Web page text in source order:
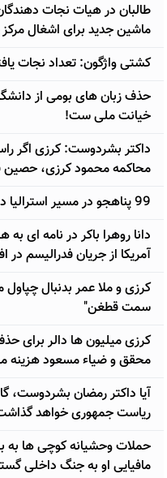
طالبان در هیات نجات
ماشین جدید برای اشغال
کشتی واژگون: تعداد نجات یافتگان به 136
حذف زبان های بومی از
خیانت ملی ست!
داکتر بشردوست: کرزی اگر
محاکمه محمود کرزی، حصین
99 پناهجو در مسیر استرالیا در آب ناپدید شده اند
دانا روهرا باکر در نامه ای
آمریکا از جریان فدرالیسم در
کرزی و ملا عمر بدنبال چپاول
سمت قطغن"
کرزی میلیون ها دالر برای
محقق و ضیاء مسعود هزینه
آیا داکتر رمضان بشردوست،
ریاست جمهوری خواهد
حملات وحشیانه کوچی ها به
مافیایی او به جنگ داخلی